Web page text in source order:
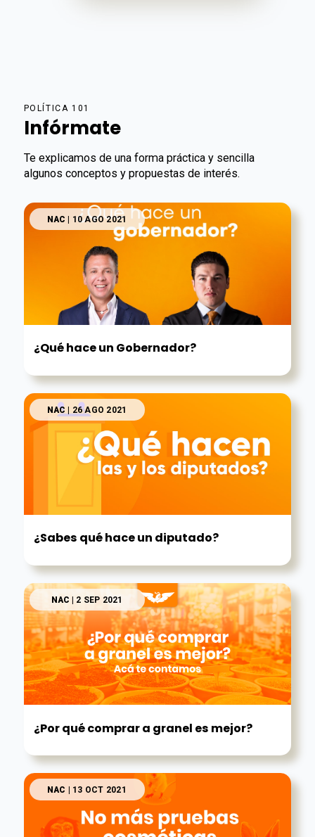
POLÍTICA 101
Infórmate
Te explicamos de una forma práctica y sencilla
algunos conceptos y propuestas de interés.
NAC | 10 AGO 2021
¿Qué hace un Gobernador?
NAC | 26 AGO 2021
¿Sabes qué hace un diputado?
NAC | 2 SEP 2021
¿Por qué comprar a granel es mejor?
NAC | 13 OCT 2021